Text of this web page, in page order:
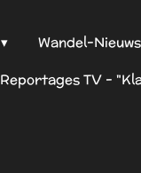
Wandel-Nieuws
Reportages TV -